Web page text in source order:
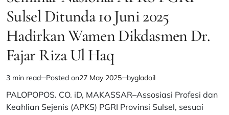
Sulsel Ditunda 10 Juni 2025
Hadirkan Wamen Dikdasmen Dr.
Fajar Riza Ul Haq
Estimated
read
time
3 min read Posted on27 May 2025 bygladoil
PALOPOPOS. CO. iD, MAKASSAR–Assosiasi Profesi dan
Keahlian Sejenis (APKS) PGRI Provinsi Sulsel, sesuai